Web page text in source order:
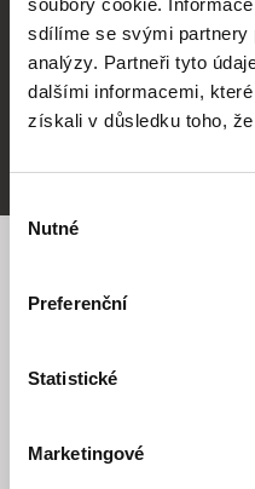
sdílíme se svými partnery
analýzy. Partneři tyto
dalšími informacemi,
získali v důsledku toho,
souhlasu
Nutné
Preferenční
Statistické
Marketingové
FIDMarseille MFDF